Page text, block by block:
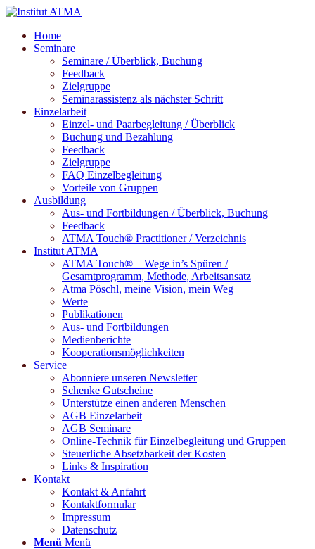
Home
Seminare
Seminare / Überblick, Buchung
Feedback
Zielgruppe
Seminarassistenz als nächster Schritt
Einzelarbeit
Einzel- und Paarbegleitung / Überblick
Buchung und Bezahlung
Feedback
Zielgruppe
FAQ Einzelbegleitung
Vorteile von Gruppen
Ausbildung
Aus- und Fortbildungen / Überblick, Buchung
Feedback
ATMA Touch® Practitioner / Verzeichnis
Institut ATMA
ATMA Touch® – Wege in’s Spüren /
Gesamtprogramm, Methode, Arbeitsansatz
Atma Pöschl, meine Vision, mein Weg
Werte
Publikationen
Aus- und Fortbildungen
Medienberichte
Kooperationsmöglichkeiten
Service
Abonniere unseren Newsletter
Schenke Gutscheine
Unterstütze einen anderen Menschen
AGB Einzelarbeit
AGB Seminare
Online-Technik für Einzelbegleitung und Gruppen
Steuerliche Absetzbarkeit der Kosten
Links & Inspiration
Kontakt
Kontakt & Anfahrt
Kontaktformular
Impressum
Datenschutz
Menü Menü